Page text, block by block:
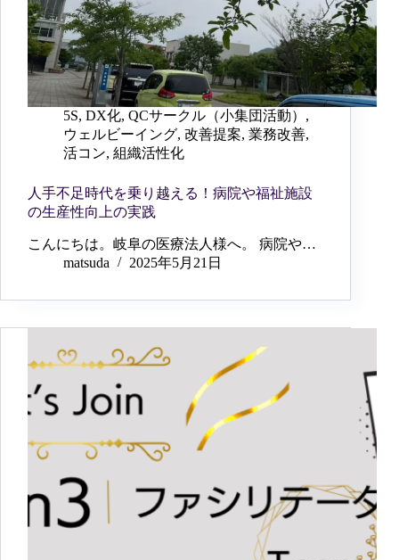
5S, DX化, QCサークル（小集団活動） ,
ウェルビーイング, 改善提案, 業務改善,
活コン, 組織活性化
人手不足時代を乗り越える！病院や福祉施設
の生産性向上の実践
こんにちは。岐阜の医療法人様へ。 病院や…
matsuda
2025年5月21日